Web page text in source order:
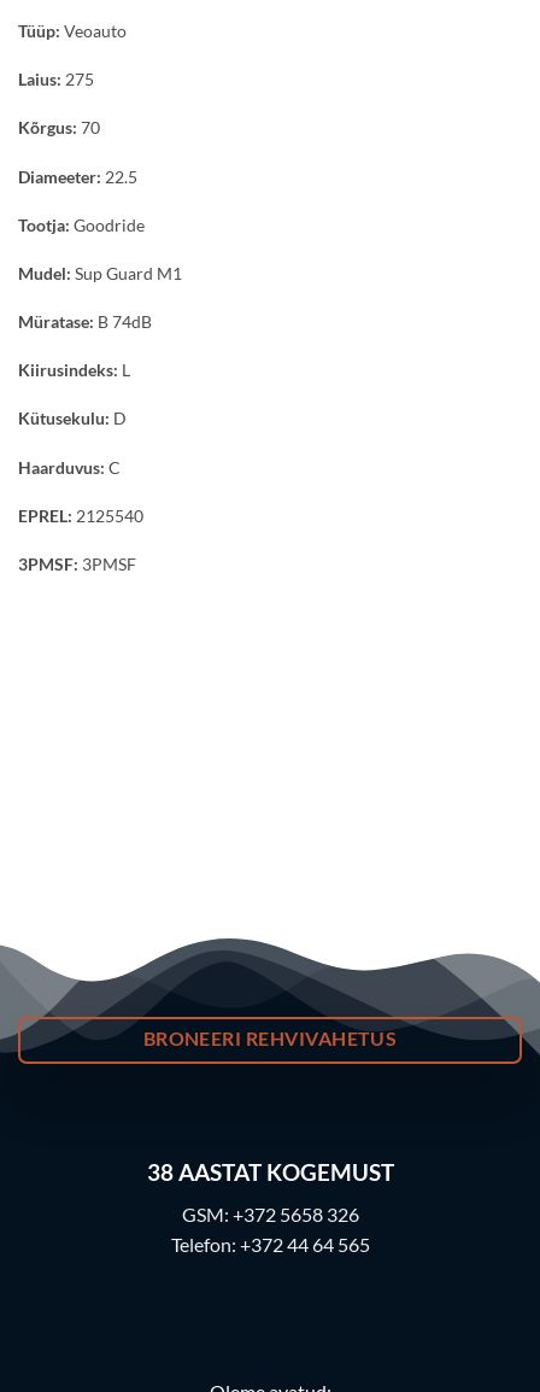
Tüüp: Veoauto
Laius: 275
Kõrgus: 70
Diameeter: 22.5
Tootja: Goodride
Mudel: Sup Guard M1
Müratase: B 74dB
Kiirusindeks: L
Kütusekulu: D
Haarduvus: C
EPREL: 2125540
3PMSF: 3PMSF
BRONEERI REHVIVAHETUS
38AASTAT KOGEMUST
GSM: +372 5658 326
Telefon: +372 44 64 565